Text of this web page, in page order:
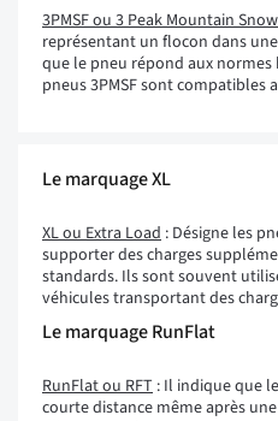
3PMSF ou 3 Peak Mountain
représentant un flocon dans
que le pneu répond aux
pneus 3PMSF sont compatibles
Le marquage XL
XL ou Extra Load : Désigne les
supporter des charges
standards. Ils sont souvent
véhicules transportant des
Le marquage RunFlat
RunFlat ou RFT : Il indique que
courte distance même après